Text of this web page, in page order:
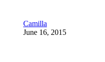
Camilla
June 16, 2015